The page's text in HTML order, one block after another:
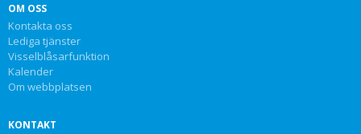
OM OSS
Kontakta oss
Lediga tjänster
Visselblåsarfunktion
Kalender
Om webbplatsen
KONTAKT